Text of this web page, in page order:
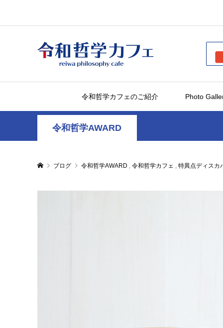
令和哲学カフェのご紹介 Photo
令和哲学AWARD
ブログ 令和哲学AWARD , 令和哲学カフェ , 特異点ディスカ